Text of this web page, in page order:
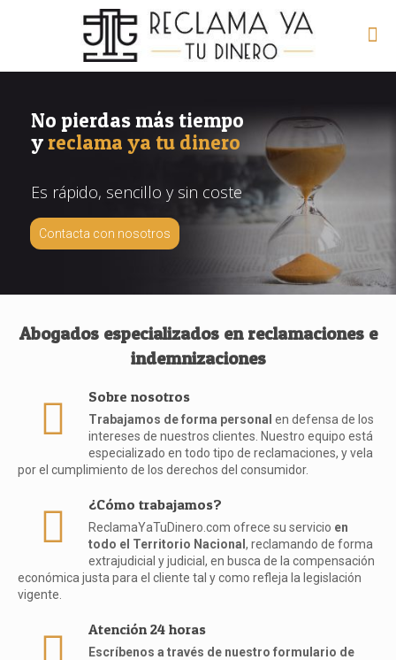
No pierdas más tiempo
yreclama ya tu dinero
Es rápido, sencillo y sin coste
Contacta con nosotros
Abogados especializados en reclamaciones e
indemnizaciones
Sobre nosotros
Trabajamos de forma personal en defensa de los
intereses de nuestros clientes. Nuestro equipo está
especializado en todo tipo de reclamaciones, y vela
por el cumplimiento de los derechos del consumidor.
¿Cómo trabajamos?
ReclamaYaTuDinero.com ofrece su servicio en
todo el Territorio Nacional , reclamando de forma
extrajudicial y judicial, en busca de la compensación
económica justa para el cliente tal y como refleja la legislación
vigente.
Atención 24 horas
Escríbenos a través de nuestro formulario de